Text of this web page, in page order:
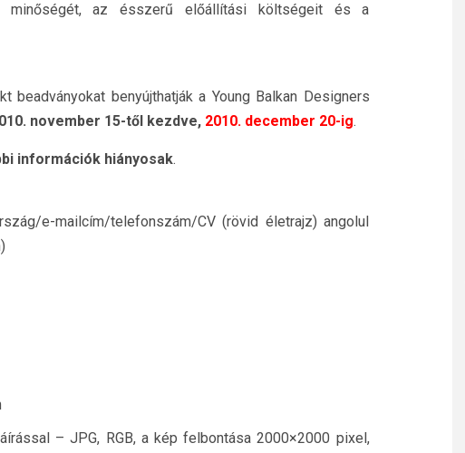
minőségét, az ésszerű előállítási költségeit és a
beadványokat benyújthatják a Young Balkan Designers
november 15-től kezdve, 2010. december 20-ig.
információk hiányosak.
e-mailcím/telefonszám/CV (rövid életrajz) angolul
– JPG, RGB, a kép felbontása 2000×2000 pixel,